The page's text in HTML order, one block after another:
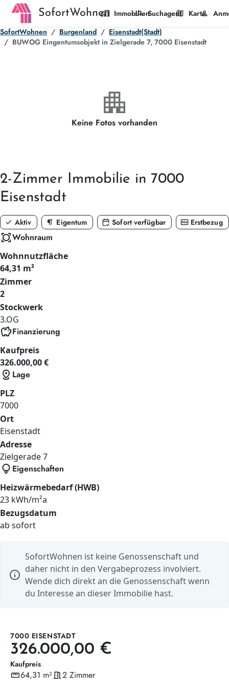
SofortWohnen
home_work Immobilien
manage_search Suchagent
map Karte
person
SofortWohnen
Burgenland
Eisenstadt(Stadt)
BUWOG Eingentumsobjekt in Zielgerade 7, 7000 Eisenstadt
apartment
Keine Fotos vorhanden
2-Zimmer Immobilie in 7000
Eisenstadt
check Aktiv format_paragraph Eigentum calendar_check Sofort verfügbar fiber_new Erstbezug
all_outWohnraum
Wohnnutzfläche
64,31 m²
Zimmer
2
Stockwerk
3.OG
savingsFinanzierung
Kaufpreis
326.000,00 €
distance Lage
PLZ
7000
Ort
Eisenstadt
Adresse
Zielgerade7
lightbulb Eigenschaften
Heizwärmebedarf (HWB)
23 kWh/m²a
Bezugsdatum
ab sofort
info
SofortWohnen ist keine Genossenschaft und
daher nicht in den Vergabeprozess involviert.
Wende dich direkt an die Genossenschaft wenn
du Interesse an dieser Immobilie hast.
7000 EISENSTADT
326.000,00 €
Kaufpreis
straighten
Wohnfläche
64,31 m²meeting_room
Zimmer
2 Zimmer